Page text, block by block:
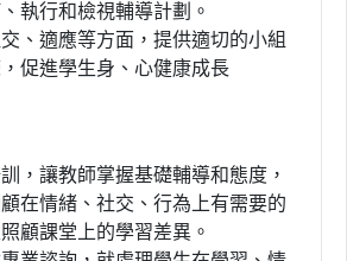
執行和檢視輔導計劃。
、適應等方面，提供適切的小組
促進學生身、心健康成長
，讓教師掌握基礎輔導和態度，
在情緒、社交、行為上有需要的
顧課堂上的學習差異。